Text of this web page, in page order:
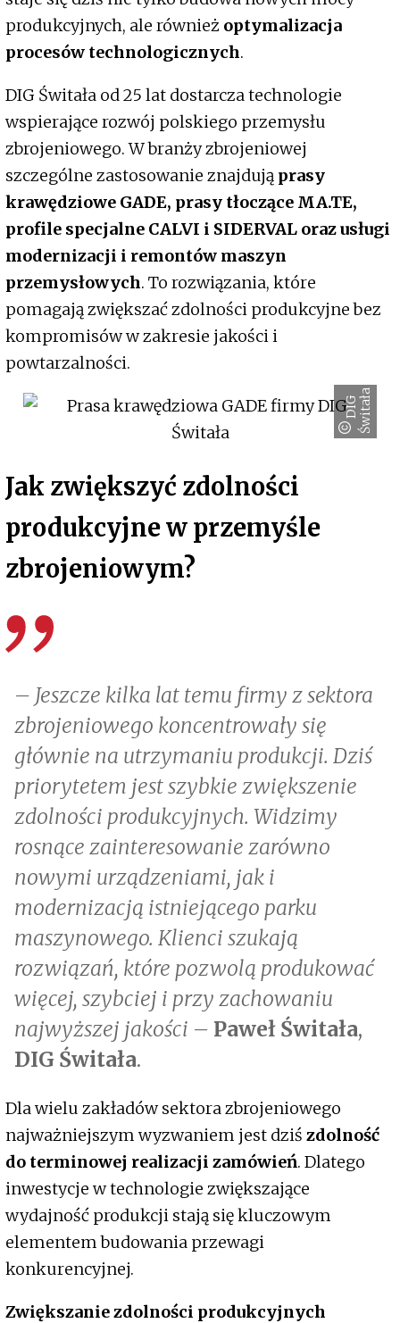
produkcyjnych, ale również optymalizacja
procesów technologicznych.
DIG Świtała od 25 lat dostarcza technologie
wspierające rozwój polskiego przemysłu
zbrojeniowego. W branży zbrojeniowej
szczególne zastosowanie znajdują prasy
krawędziowe GADE, prasy tłoczące MA.TE,
profile specjalne CALVI i SIDERVAL oraz usługi
modernizacji i remontów maszyn
przemysłowych. To rozwiązania, które
pomagają zwiększać zdolności produkcyjne bez
kompromisów w zakresie jakości i
powtarzalności.
D
I
G
Ś
w
i
t
a
ła
Jak zwiększyć zdolności
produkcyjne w przemyśle
zbrojeniowym?
– Jeszcze kilka lat temu firmy z sektora
zbrojeniowego koncentrowały się
głównie na utrzymaniu produkcji. Dziś
priorytetem jest szybkie zwiększenie
zdolności produkcyjnych. Widzimy
rosnące zainteresowanie zarówno
nowymi urządzeniami, jak i
modernizacją istniejącego parku
maszynowego. Klienci szukają
rozwiązań, które pozwolą produkować
więcej, szybciej i przy zachowaniu
najwyższej jakości – Paweł Świtała,
DIG Świtała.
Dla wielu zakładów sektora zbrojeniowego
najważniejszym wyzwaniem jest dziś zdolność
do terminowej realizacji zamówień. Dlatego
inwestycje w technologie zwiększające
wydajność produkcji stają się kluczowym
elementem budowania przewagi
konkurencyjnej.
Zwiększanie zdolności produkcyjnych